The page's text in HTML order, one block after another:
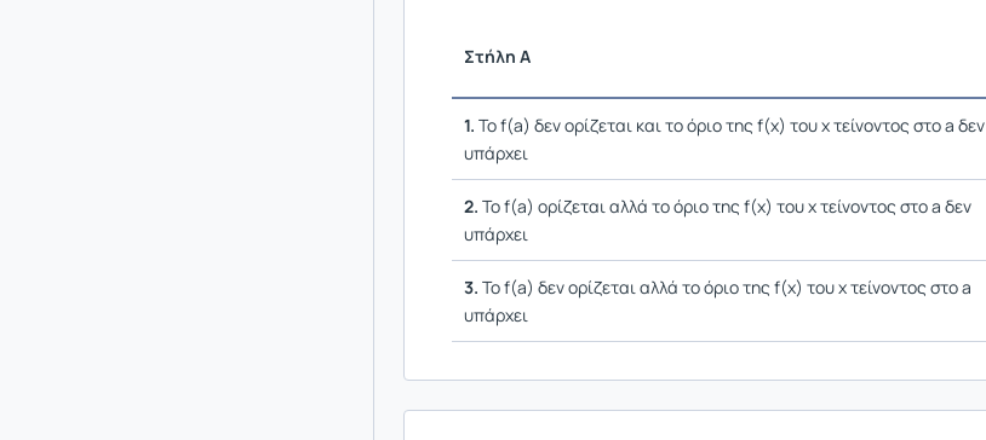
Στήλη Α
1. Το f(a) δεν ορίζεται και το όριο της f(x) του x τείνοντος στο a δεν
υπάρχει
2. Το f(a) ορίζεται αλλά το όριο της f(x) του x τείνοντος στο a δεν
υπάρχει
3. Το f(a) δεν ορίζεται αλλά το όριο της f(x) του x τείνοντος στο a
υπάρχει